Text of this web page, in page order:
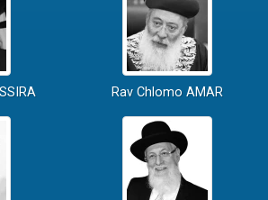
Rav Chlomo AMAR